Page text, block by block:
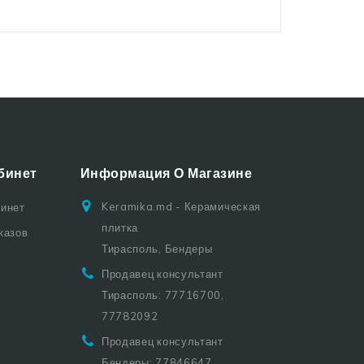
Информация О Магазине
Keramika.md - Керамическая
плитка
Тирасполь, Бендеры
Продавец консультант
Тирасполь: 77716700,
77782092
Продавец консультант